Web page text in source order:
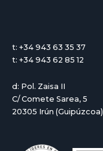
t: +34 943 63 35 37
t: +34 943 62 85 12
d: Pol. Zaisa II
C/ Comete Sarea, 5
20305 Irún (Guipúzcoa)